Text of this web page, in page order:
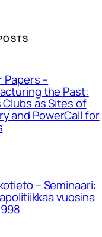
Papers –
the Past:
as Sites of
and PowerCall for
– Seminaari:
vuosina